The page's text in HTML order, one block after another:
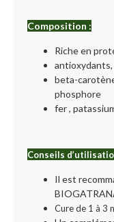
Composition :
Riche en
antioxydants,
beta-
phosphore
fer ,
Conseils
Il est
Cure de 1 à 3